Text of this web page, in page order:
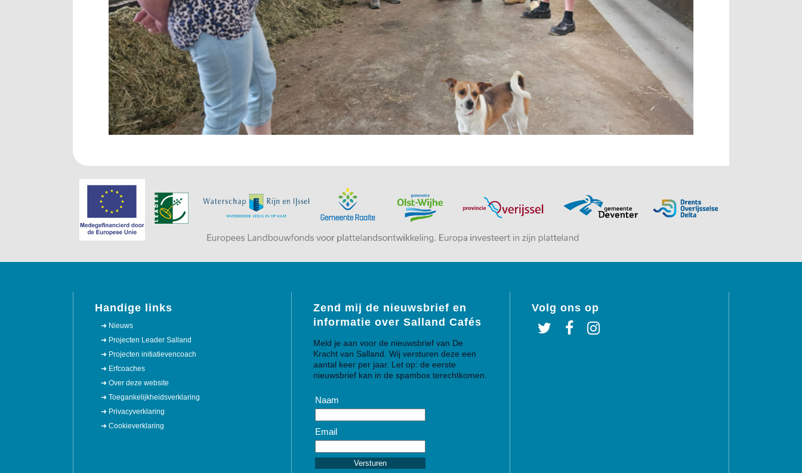
Handige links
➜ Nieuws
➜ Projecten Leader Salland
➜ Projecten initiatievencoach
➜ Erfcoaches
➜ Over deze website
➜ Toegankelijkheidsverklaring
➜ Privacyverklaring
➜ Cookieverklaring
Zend mij de nieuwsbrief en
informatie over Salland Cafés
Meld je aan voor de nieuwsbrief van De
Kracht van Salland. Wij versturen deze een
aantal keer per jaar. Let op: de eerste
nieuwsbrief kan in de spambox terechtkomen.
Naam
Email
Volg ons op